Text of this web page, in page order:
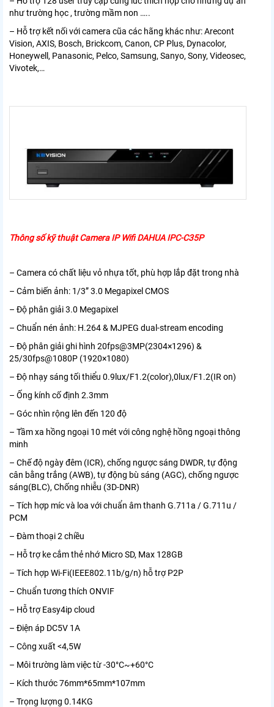
như trường học , trường mầm non …..
– Hỗ trợ kết nối với camera cũa các hãng khác như: Arecont
Vision, AXIS, Bosch, Brickcom, Canon, CP Plus, Dynacolor,
Honeywell, Panasonic, Pelco, Samsung, Sanyo, Sony, Videosec,
Vivotek,…
Thông số kỹ thuật Camera IP Wifi DAHUA IPC-C35P
– Camera có chất liệu vỏ nhựa tốt, phù hợp lắp đặt trong nhà
– Cảm biến ảnh: 1/3” 3.0 Megapixel CMOS
– Độ phân giải 3.0 Megapixel
– Chuẩn nén ảnh: H.264 & MJPEG dual-stream encoding
– Độ phân giải ghi hình 20fps@3MP(2304×1296) &
25/30fps@1080P (1920×1080)
– Độ nhạy sáng tối thiểu 0.9lux/F1.2(color),0lux/F1.2(IR on)
– Ống kính cố định 2.3mm
– Góc nhìn rộng lên đến 120 độ
– Tầm xa hồng ngoại 10 mét với công nghệ hồng ngoại thông
minh
– Chế độ ngày đêm (ICR), chống ngược sáng DWDR, tự động
cân bằng trắng (AWB), tự động bù sáng (AGC), chống ngược
sáng(BLC), Chống nhiễu (3D-DNR)
– Tích hợp míc và loa với chuẩn âm thanh G.711a / G.711u /
PCM
– Đàm thoại 2 chiều
– Hỗ trợ ke cắm thẻ nhớ Micro SD, Max 128GB
– Tích hợp Wi-Fi(IEEE802.11b/g/n) hỗ trợ P2P
– Chuẩn tương thích ONVIF
– Hỗ trợ Easy4ip cloud
– Điện áp DC5V 1A
– Công xuất <4,5W
– Môi trường làm việc từ -30°C~+60°C
– Kích thước 76mm*65mm*107mm
– Trọng lượng 0.14KG